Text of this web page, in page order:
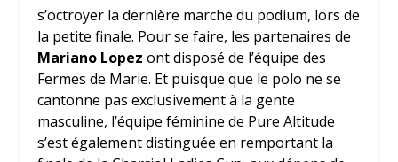
s’octroyer la dernière marche du podium, lors de
la petite finale. Pour se faire, les partenaires de
Mariano Lopez ont disposé de l’équipe des
Fermes de Marie. Et puisque que le polo ne se
cantonne pas exclusivement à la gente
masculine, l’équipe féminine de Pure Altitude
s’est également distinguée en remportant la